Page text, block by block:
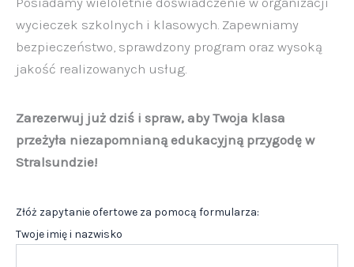
wycieczek szkolnych i klasowych. Zapewniamy
bezpieczeństwo, sprawdzony program oraz wysoką
jakość realizowanych usług.
Zarezerwuj już dziś i spraw, aby Twoja klasa
przeżyła niezapomnianą edukacyjną przygodę w
Stralsundzie!
Złóż zapytanie ofertowe za pomocą formularza:
Twoje imię i nazwisko